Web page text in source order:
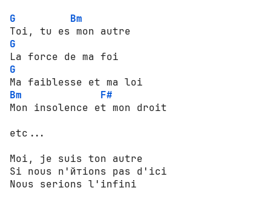
G
Bm
G
G
Bm
F#
Mon insolence et mon droit
etc...
Moi, je suis ton autre
Si nous n'йтiоns pas d'ici
Nous serions l'infini